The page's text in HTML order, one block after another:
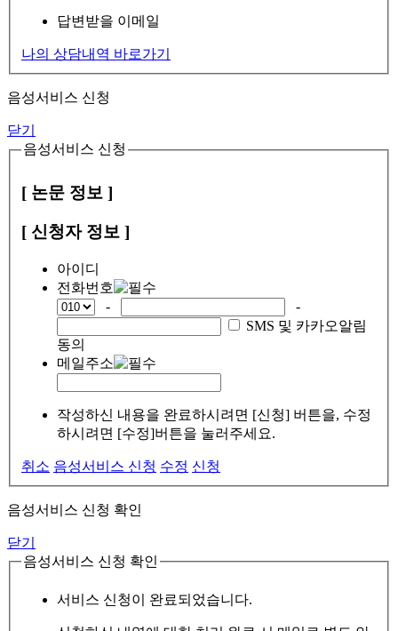
답변받을 이메일
나의 상담내역 바로가기
음성서비스 신청
닫기
음성서비스 신청
[ 논문 정보 ]
[ 신청자 정보 ]
아이디
전화번호
-
-
SMS 및 카카오알림
동의
메일주소
작성하신 내용을 완료하시려면 [신청] 버튼을, 수정
하시려면 [수정]버튼을 눌러주세요.
취소 음성서비스 신청 수정 신청
음성서비스 신청 확인
닫기
음성서비스 신청 확인
서비스 신청이 완료되었습니다.